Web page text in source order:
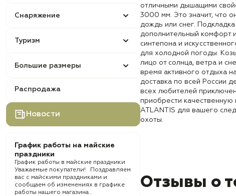
Снаряжение
Туризм
Большие размеры
Распродажа
Новости
График работы на майские
праздники
График работы в майские праздники
Уважаемые покупатели! Поздравляем
вас с майскими праздниками и
сообщаем об изменениях в графике
работы нашего магазина..
отличными дышащими
3000 мм. Это значит, что
дождь или снег.
дополнительный комфорт
синтепона и
для холодной погоды.
лицо от солнца, ветра и
время активного отдыха
доставка по всей России
всех любителей
приобрести
ATLANTIS для вашего
охоты.
Отзывы о